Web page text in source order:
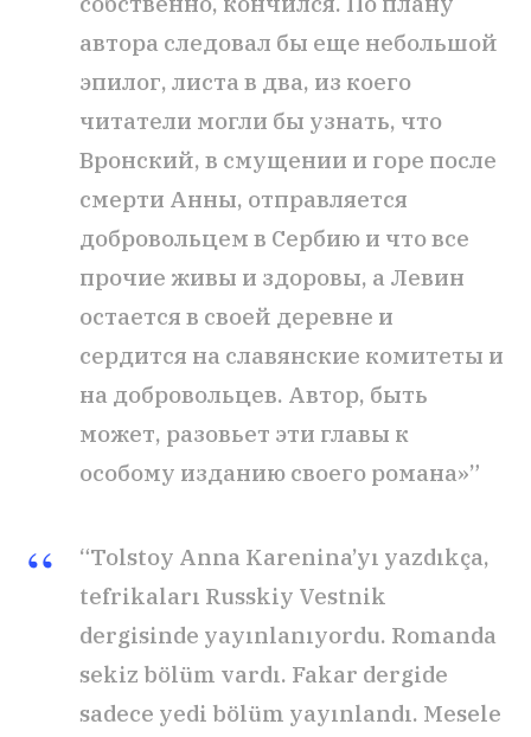
автора следовал бы еще небольшой
эпилог, листа в два, из коего
читатели могли бы узнать, что
Вронский, в смущении и горе после
смерти Анны, отправляется
добровольцем в Сербию и что все
прочие живы и здоровы, а Левин
остается в своей деревне и
сердится на славянские комитеты и
на добровольцев. Автор, быть
может, разовьет эти главы к
особому изданию своего романа»”
“Tolstoy Anna Karenina’yı yazdıkça,
tefrikaları Russkiy Vestnik
dergisinde yayınlanıyordu. Romanda
sekiz bölüm vardı. Fakar dergide
sadece yedi bölüm yayınlandı. Mesele